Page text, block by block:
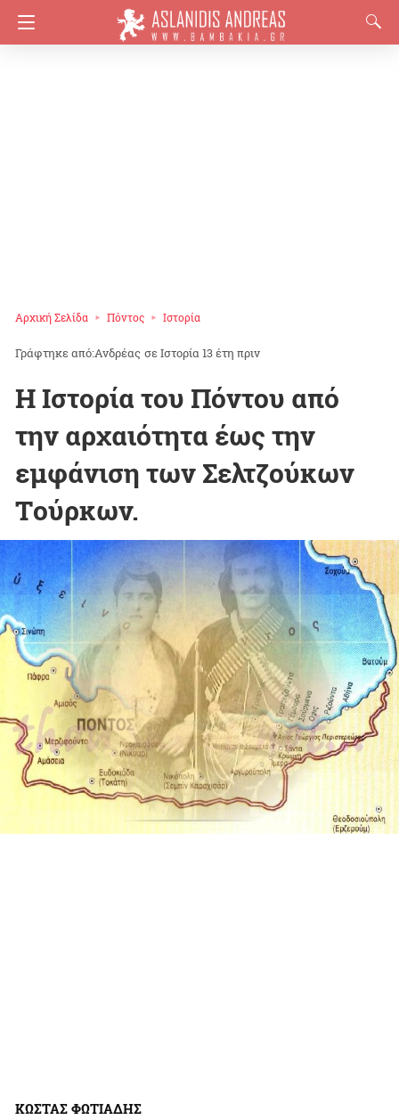
Αρχική Σελίδα Πόντος Ιστορία
Ανδρέας σεΙστορία13 έτη πριν
H Iστορία του Πόντου από
την αρχαιότητα έως την
εμφάνιση των Σελτζούκων
Tούρκων.
ΚΩΣΤΑΣ ΦΩΤΙΑΔΗΣ